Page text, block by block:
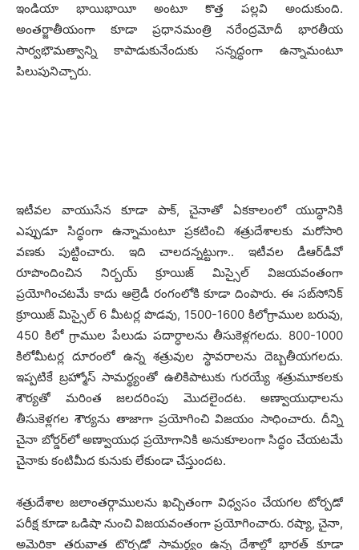
ఇండియా భాయిభాయీ అంటూ కొత్త ప‌ల్ల‌వి అందుకుంది.
అంత‌ర్జాతీయంగా కూడా ప్ర‌ధాన‌మంత్రి న‌రేంద్ర‌మోదీ భార‌తీయ
సార్వ‌భౌమ‌త్వాన్ని కాపాడుకునేందుకు స‌న్న‌ద్ధంగా ఉన్నామంటూ
పిలుపునిచ్చారు.
ఇటీవ‌ల వాయుసేన కూడా పాక్‌, చైనాతో ఏక‌కాలంలో యుద్ధానికి
ఎప్పుడూ సిద్ధంగా ఉన్నామంటూ ప్ర‌క‌టించి శ‌త్రుదేశాల‌కు మ‌రోసారి
వ‌ణ‌కు పుట్టించారు. ఇది చాల‌ద‌న్న‌ట్టుగా.. ఇటీవ‌ల డీఆర్‌డీవో
రూపొందించిన నిర్బ‌య్ క్రూయిజ్ మిస్సైల్ విజ‌య‌వంతంగా
ప్ర‌యోగించ‌ట‌మే కాదు ఆల్రెడీ రంగంలోకి కూడా దింపారు. ఈ స‌బ్‌సోనిక్
క్రూయిజ్ మిస్సైల్ 6 మీట‌ర్ల పొడ‌వు, 1500-1600 కిలోగ్రాముల బ‌రువు,
450 కిలో గ్రాముల పేలుడు ప‌దార్ధాల‌ను తీసుకెళ్ల‌గ‌ల‌దు. 800-1000
కిలోమీట‌ర్ల దూరంలో ఉన్న శ‌త్రువుల స్థావ‌రాల‌ను దెబ్బ‌తీయ‌గ‌ల‌దు.
ఇప్ప‌టికే బ్ర‌హ్మోస్ సామ‌ర్థ్యంతో ఉలికిపాటుకు గుర‌య్యే శ‌త్రుమూక‌ల‌కు
శౌర్య‌తో మ‌రింత జ‌ల‌ద‌రింపు మొద‌లైంద‌ట‌. అణ్వాయుధాల‌ను
తీసుకెళ్ల‌గ‌ల శౌర్య‌ను తాజాగా ప్ర‌యోగించి విజ‌యం సాధించారు. దీన్ని
చైనా బోర్డ‌ర్‌లో అణ్వాయుధ ప్ర‌యోగానికి అనుకూలంగా సిద్ధం చేయ‌ట‌మే
చైనాకు కంటిమీద కునుకు లేకుండా చేస్తుంద‌ట‌.
శ‌త్రుదేశాల జలాంత‌ర్గాముల‌ను ఖ‌చ్చితంగా విధ్వ‌సం చేయ‌గ‌ల టోర్ప‌డో
ప‌రీక్ష కూడా ఒడిషా నుంచి విజ‌యవంతంగా ప్ర‌యోగించారు. ర‌ష్యా, చైనా,
అమెరికా త‌రువాత టొర్ప‌డో సామ‌ర్థ్యం ఉన్న దేశాల్లో భార‌త్ కూడా